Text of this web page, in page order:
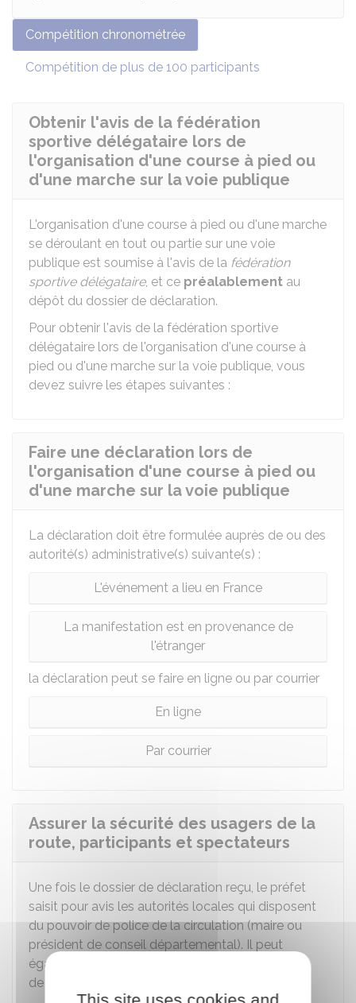
Compétition chronométrée
Compétition de plus de 100 participants
Obtenir l'avis de la fédération
sportive délégataire lors de
l'organisation d'une course à pied ou
d'une marche sur la voie publique
L'organisation d'une course à pied ou d'une marche
se déroulant en tout ou partie sur une voie
publique est soumise à l'avis de la fédération
sportive délégataire, et ce préalablement au
dépôt du dossier de déclaration.
Pour obtenir l'avis de la fédération sportive
délégataire lors de l'organisation d'une course à
pied ou d'une marche sur la voie publique, vous
devez suivre les étapes suivantes :
Faire une déclaration lors de
l'organisation d'une course à pied ou
d'une marche sur la voie publique
La déclaration doit être formulée auprès de ou des
autorité(s) administrative(s) suivante(s) :
L'événement a lieu en France
La manifestation est en provenance de
l'étranger
la déclaration peut se faire en ligne ou par courrier
En ligne
Par courrier
Assurer la sécurité des usagers de la
route, participants et spectateurs
Une fois le dossier de déclaration reçu, le préfet
saisit pour avis les autorités locales qui disposent
du pouvoir de police de la circulation (maire ou
président de conseil départemental). Il peut
également saisir la commission départementale
de la sécurité routière pour avis.
This site uses cookies and